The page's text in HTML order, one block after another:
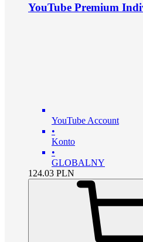
YouTube Premium
YouTube Account
•
Konto
•
GLOBALNY
124.03 PLN